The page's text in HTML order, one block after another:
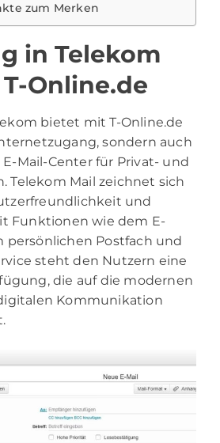
zum Merken
in Telekom
Online.de
bietet mit T-Online.de
sondern auch
Mail-Center für Privat- und
Telekom Mail zeichnet sich
und
Funktionen wie dem E-
persönlichen Postfach und
steht den Nutzern eine
die auf die modernen
Kommunikation